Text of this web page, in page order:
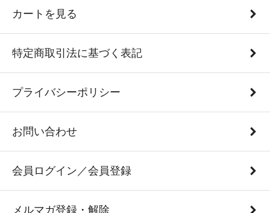
カートを見る
特定商取引法に基づく表記
プライバシーポリシー
お問い合わせ
会員ログイン／会員登録
メルマガ登録・解除